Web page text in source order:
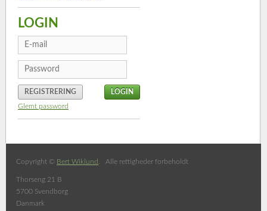
LOGIN
REGISTRERING
Glemt password
Copyright © Bert Wiklund . Alle rettigheder forbeholdt
Thorseng 21 B
5700 Svendborg
Danmark